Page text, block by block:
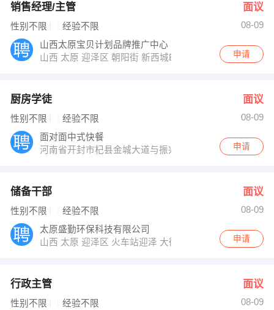
销售经理/主管 面议
性别不限 经验不限
08-09
山西太原宝贝计划品牌推广中心
山西 太原 迎泽区 朝阳街 新西城B区8楼宝贝计划推广中心
申请
厨房学徒 面议
性别不限 经验不限
08-09
面对面中式快餐
河南省开封市杞县金城大道与振兴街交叉口西200米路北
申请
储备干部 面议
性别不限 经验不限
08-09
太原盛勤环保科技有限公司
山西 太原 迎泽区 火车站迎泽 大街万邦国际1425室
申请
行政主管 面议
性别不限 经验不限
08-09